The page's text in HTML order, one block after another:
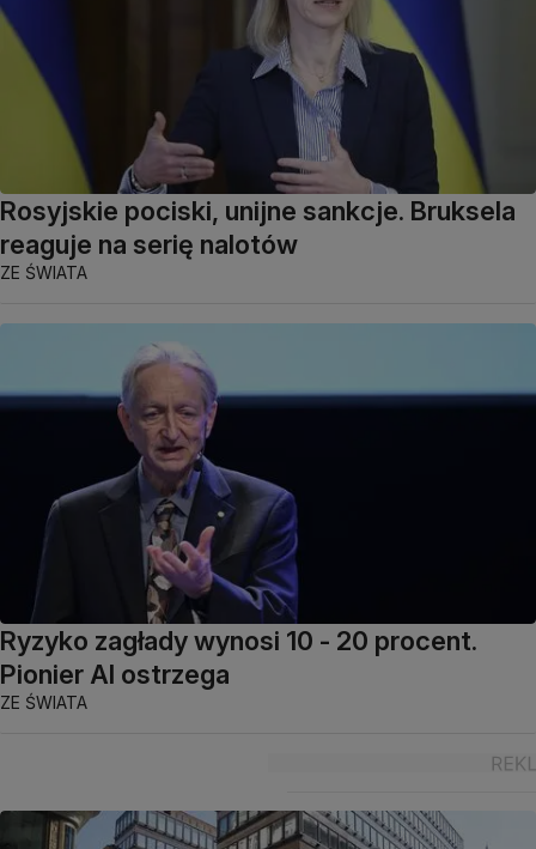
Rosyjskie pociski, unijne sankcje. Bruksela
reaguje na serię nalotów
ZE ŚWIATA
Ryzyko zagłady wynosi 10 - 20 procent.
Pionier AI ostrzega
ZE ŚWIATA